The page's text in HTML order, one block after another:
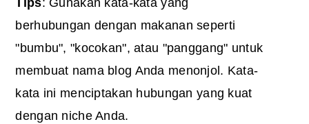
Tips: Gunakan kata-kata yang
berhubungan dengan makanan seperti
"bumbu", "kocokan", atau "panggang" untuk
membuat nama blog Anda menonjol. Kata-
kata ini menciptakan hubungan yang kuat
dengan niche Anda.